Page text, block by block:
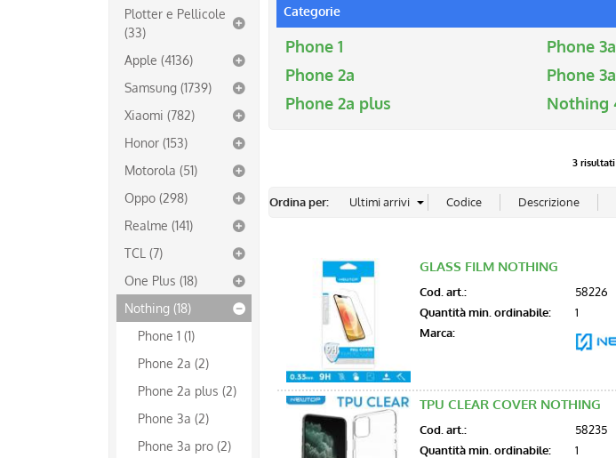
Plotter e Pellicole
(33)
Apple (4136)
Samsung (1739)
Xiaomi (782)
Honor (153)
Motorola (51)
Oppo (298)
Realme (141)
TCL (7)
One Plus (18)
Nothing (18)
Phone 1 (1)
Phone 2a (2)
Phone 2a plus (2)
Phone 3a (2)
Phone 3a pro (2)
Categorie
Phone 1
Phone 2a
Phone 2a plus
Phone 3a
Phone
Nothing
3
Ordina per:
GLASS FILM NOTHING
Cod. art.:
58226
Quantità min. ordinabile:
1
Marca:
TPU CLEAR COVER NOTHING
Cod. art.:
58235
Quantità min. ordinabile:
1